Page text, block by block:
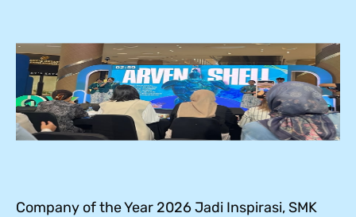
Company of the Year 2026 Jadi Inspirasi, SMK